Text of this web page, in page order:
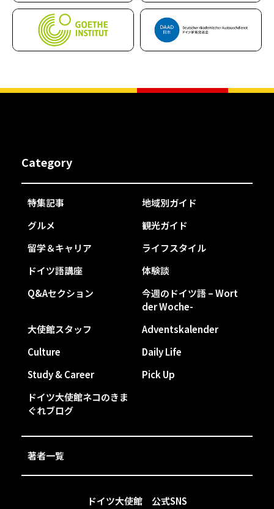
ドイツ大使館 公式SNS
Category
特集記事
地域別ガイド
グルメ
観光ガイド
留学＆キャリア
ライフスタイル
ドイツ語講座
体験談
Q&Aセクション
今週のドイツ語 – Wort
der Woche-
大使館スタッフ
Adventskalender
Culture
Daily Life
Study & Career
Pick Up
ドイツ大使館ネコのきま
ぐれブログ
著者一覧